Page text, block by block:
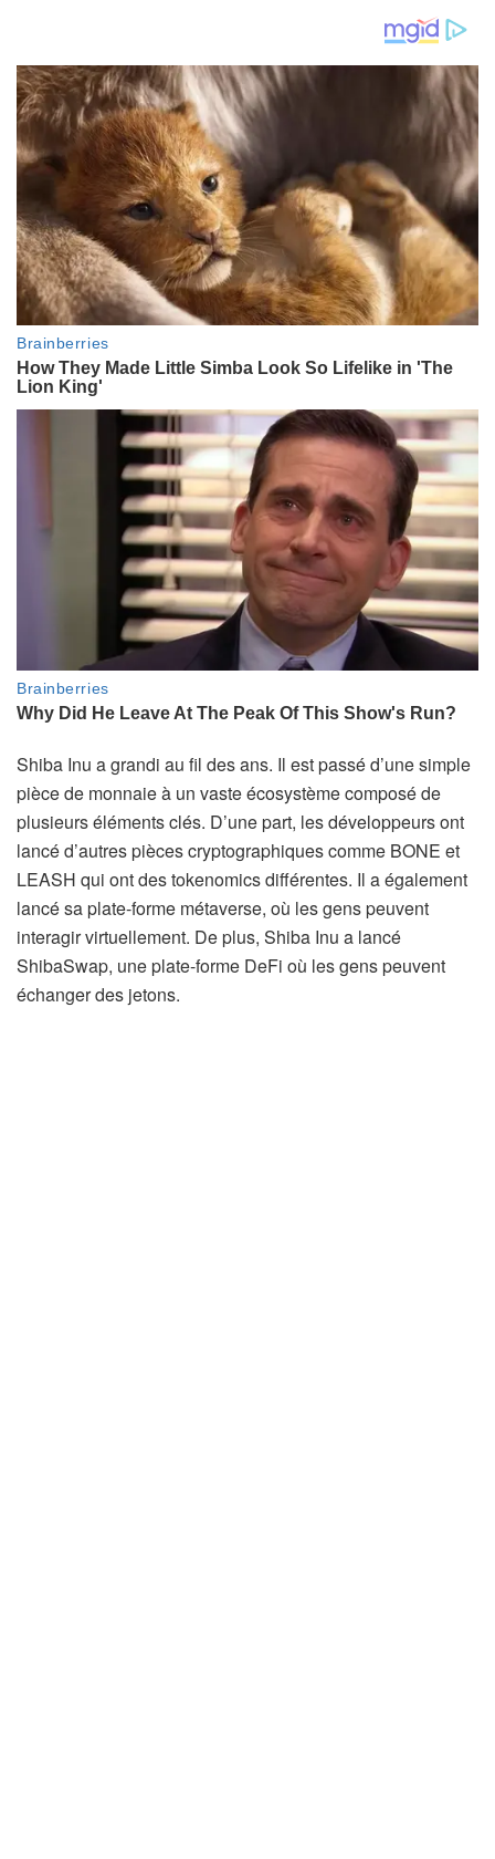
Shiba Inu a grandi au fil des ans. Il est passé d’une simple
pièce de monnaie à un vaste écosystème composé de
plusieurs éléments clés. D’une part, les développeurs ont
lancé d’autres pièces cryptographiques comme BONE et
LEASH qui ont des tokenomics différentes. Il a également
lancé sa plate-forme métaverse, où les gens peuvent
interagir virtuellement. De plus, Shiba Inu a lancé
ShibaSwap, une plate-forme DeFi où les gens peuvent
échanger des jetons.